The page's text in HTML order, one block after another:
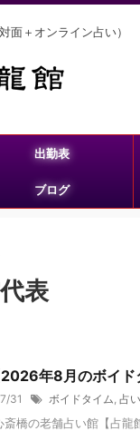
面＋オンライン占い）
出勤表
ブログ
表
年8月のボイド
31 ボイドタイム, 占
斎橋の老舗占い館【占